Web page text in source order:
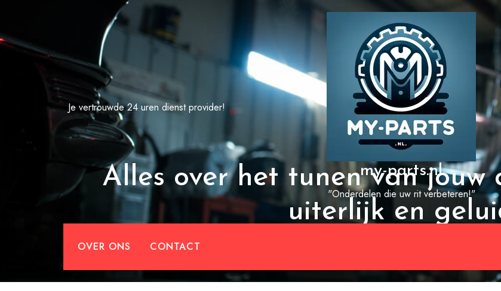
de
Je vertrouwde 24 uren dienst provider!
my-parts.nl
"Onderdelen die uw rit verbeteren!"
OVER ONS CONTACT
Alles over het tunen van jouw
uiterlijk en